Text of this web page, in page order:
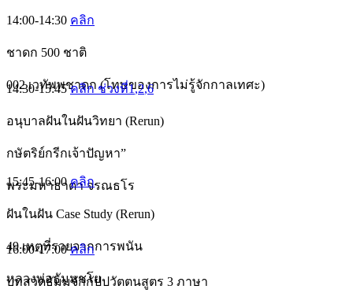
14:00-14:30 คลิก
ชาดก 500 ชาติ
002 เวทัพพชาดก (โทษของการไม่รู้จักกาลเทศะ)
14:30-15:45คลิก ช่วงที่1,2,6
อนุบาลฝันในฝันวิทยา (Rerun)
กษัตริย์กรีกเจ้าปัญหา”
พระมหาธาดา จรณธโร
15:45-16:00คลิก
ฝันในฝัน Case Study (Rerun)
49 เหตุที่รวยจากการพนัน
หลวงพ่อธัมมชโย
16:00-17:00คลิก
บทสวดธัมมจักกัปปวัตตนสูตร 3 ภาษา